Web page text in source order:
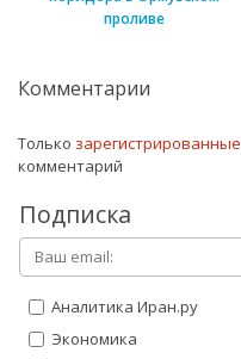
проливе
Комментарии
Только зарегистрированные
комментарий
Подписка
Аналитика Иран.ру
Экономика